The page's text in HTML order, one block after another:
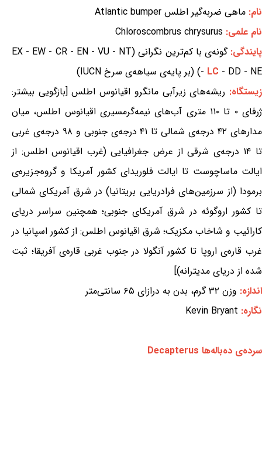
نام: ماهی ضربه‌گیر اطلس Atlantic bumper
نام علمی: Chloroscombrus chrysurus
پایندگی:
گونه‌ی با کم‌ترین نگرانی (EX - EW - CR - EN - VU - NT
- LC - DD - NE) (بر پایه‌ی سیاهه‌ی سرخ IUCN)
زیستگاه: ریشه‌های زیرآبی مانگرو اقیانوس اطلس [بازگویی بیشتر:
ژرفای ۰ تا ۱۱۰ متری آب‌های نیمه‌گرمسیری اقیانوس اطلس، میان
مدارهای ۴۲ درجه‌ی شمالی تا ۴۱ درجه‌ی جنوبی و ۹۸ درجه‌ی غربی
تا ۱۴ درجه‌ی شرقی از عرض جغرافیایی (غرب اقیانوس اطلس: از
ایالت ماساچوست تا ایالت فلوریدای کشور آمریکا و گروه‌جزیره‌ی
برمودا (از سرزمین‌های فرادریایی بریتانیا) در شرق آمریکای شمالی
تا کشور اروگوئه در شرق آمریکای جنوبی؛ همچنین سراسر دریای
کارائیب و شاخاب مکزیک؛ شرق اقیانوس اطلس: از کشور اسپانیا در
غرب قاره‌ی اروپا تا کشور آنگولا در جنوب غربی قاره‌ی آفریقا؛ ثبت
شده از دریای مدیترانه)]
اندازه: وزن ۳۲ گرم، بدن به درازای ۶۵ سانتی‌متر
نگاره: Kevin Bryant
سرده‌ی ده‌باله‌ها Decapterus